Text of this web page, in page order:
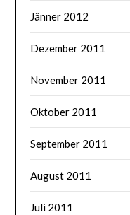
Jänner 2012
Dezember 2011
November 2011
Oktober 2011
September 2011
August 2011
Juli 2011